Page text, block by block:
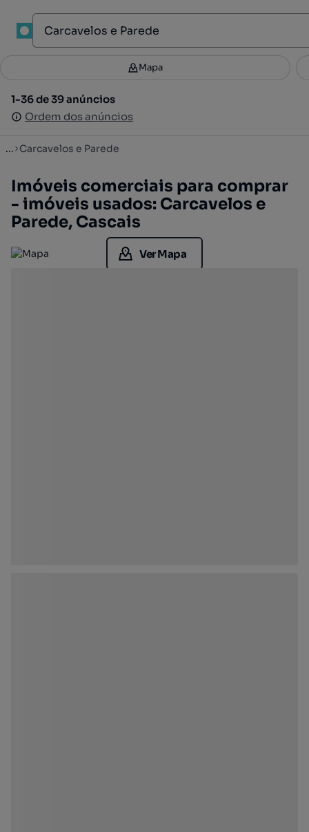
Filtros 3
1-36 de 39 anúncios
Ordem dos anúncios
Mapa
1-36 de 39 anúncios
Ordem dos anúncios
... Carcavelos e Parede
Imóveis comerciais para comprar
- imóveis usados: Carcavelos e
Parede, Cascais
Ver Mapa